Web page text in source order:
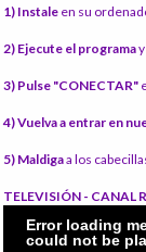
1) Instale en su
2) Ejecute el programa
3) Pulse "CONECTAR"
4) Vuelva a entrar en
5) Maldigaa los
TELEVISIÓN - CANAL